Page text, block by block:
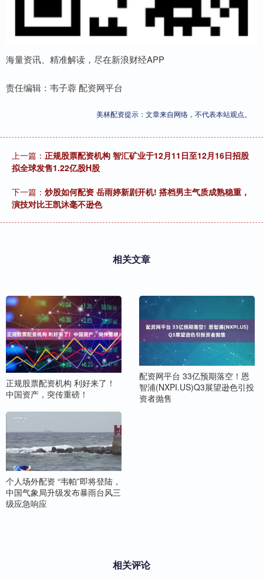
海量资讯、精准解读，尽在新浪财经APP
责任编辑：韦子蓉 配资网平台
美林配资提示：文章来自网络，不代表本站观点。
上一篇： 正规股票配资机构 智汇矿业于12月11日至12月16日招股
拟全球发售1.22亿股H股
下一篇： 炒股如何配资 岳雨婷新剧开机! 搭档男主气质成熟稳重，
演技对比王凯沐毫不逊色
相关文章
正规股票配资机构 利好来了！
中国资产，突传重磅！
配资网平台 33亿预期落空！恩
智浦(NXPI.US)Q3展望逊色引投
资者抛售
个人场外配资 “韦帕”即将登陆，
中国气象局升级发布暴雨台风三
级应急响应
相关评论